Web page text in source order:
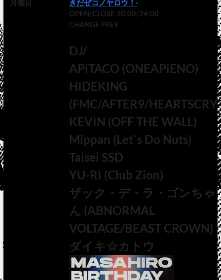
月曜日
きだぜコノヤロウ！-
OPEN/CLOSE 20:00/24:00
CHARGE FREE
DJ/
APiTACO (ONEAPiENO)
HIDEKING
(FMC/AFTER9/HEARTSCRY)
KEVIN (OFF THE WALL)
Mippan (Let`s Do Nuts)
Taisei SSD
YU-RI (Club Zion)
ザック・デ・ラ・ゴンちゃ
ん (ABNORMAL
VOLTAGE/BEAST CROWN)
ダイキ☆カトウ